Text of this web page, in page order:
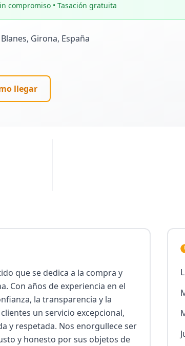
compromiso • Tasación gratuita
Girona, España
llegar
que se dedica a la compra y
Con años de experiencia en el
la transparencia y la
un servicio excepcional,
y respetada. Nos enorgullece ser
y honesto por sus objetos de